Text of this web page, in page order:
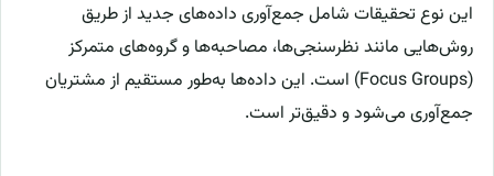
این نوع تحقیقات شامل جمع‌آوری داده‌های جدید از طریق
روش‌هایی مانند نظرسنجی‌ها، مصاحبه‌ها و گروه‌های متمرکز
(Focus Groups) است. این داده‌ها به‌طور مستقیم از مشتریان
جمع‌آوری می‌شود و دقیق‌تر است.